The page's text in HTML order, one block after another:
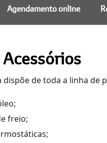
Agendamento online
Acessórios
dispõe de toda a linha de
freio;